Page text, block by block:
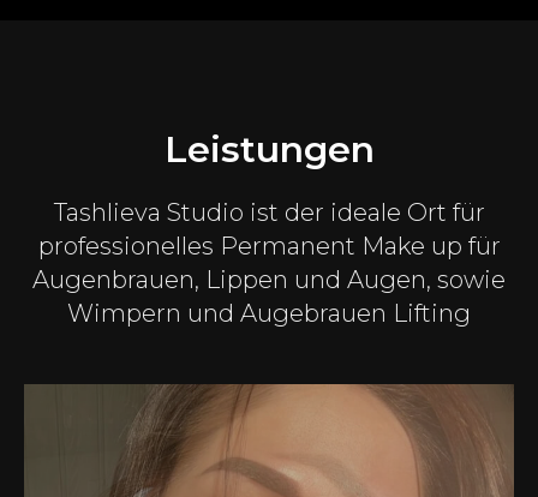
Leistungen
Tashlieva Studio ist der ideale Ort für
professionelles Permanent Make up für
Augenbrauen, Lippen und Augen, sowie
Wimpern und Augebrauen Lifting